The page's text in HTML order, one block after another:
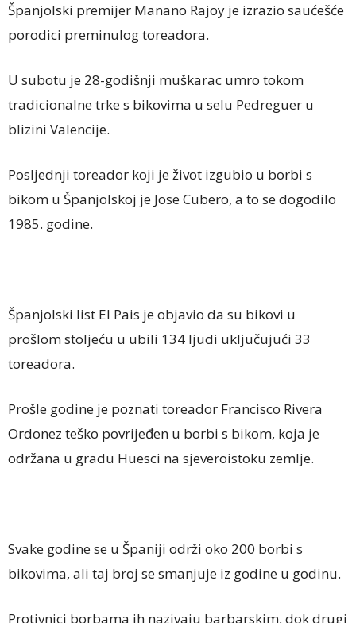
Španjolski premijer Manano Rajoy je izrazio saućešće
porodici preminulog toreadora.
U subotu je 28-godišnji muškarac umro tokom
tradicionalne trke s bikovima u selu Pedreguer u
blizini Valencije.
Posljednji toreador koji je život izgubio u borbi s
bikom u Španjolskoj je Jose Cubero, a to se dogodilo
1985. godine.
Španjolski list El Pais je objavio da su bikovi u
prošlom stoljeću u ubili 134 ljudi uključujući 33
toreadora.
Prošle godine je poznati toreador Francisco Rivera
Ordonez teško povrijeđen u borbi s bikom, koja je
održana u gradu Huesci na sjeveroistoku zemlje.
Svake godine se u Španiji održi oko 200 borbi s
bikovima, ali taj broj se smanjuje iz godine u godinu.
Protivnici borbama ih nazivaju barbarskim, dok drugi